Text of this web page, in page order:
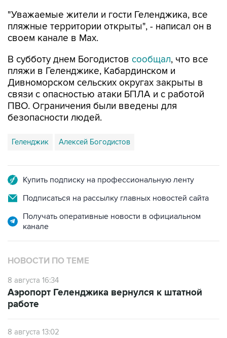
"Уважаемые жители и гости Геленджика, все
пляжные территории открыты", - написал он в
своем канале в Max.
В субботу днем Богодистов сообщал, что все
пляжи в Геленджике, Кабардинском и
Дивноморском сельских округах закрыты в
связи с опасностью атаки БПЛА и с работой
ПВО. Ограничения были введены для
безопасности людей.
Геленджик Алексей Богодистов
Купить подписку на профессиональную ленту
Подписаться на рассылку главных новостей сайта
Получать оперативные новости в официальном
канале
НОВОСТИ ПО ТЕМЕ
8 августа 16:34
Аэропорт Геленджика вернулся к штатной
работе
8 августа 13:02